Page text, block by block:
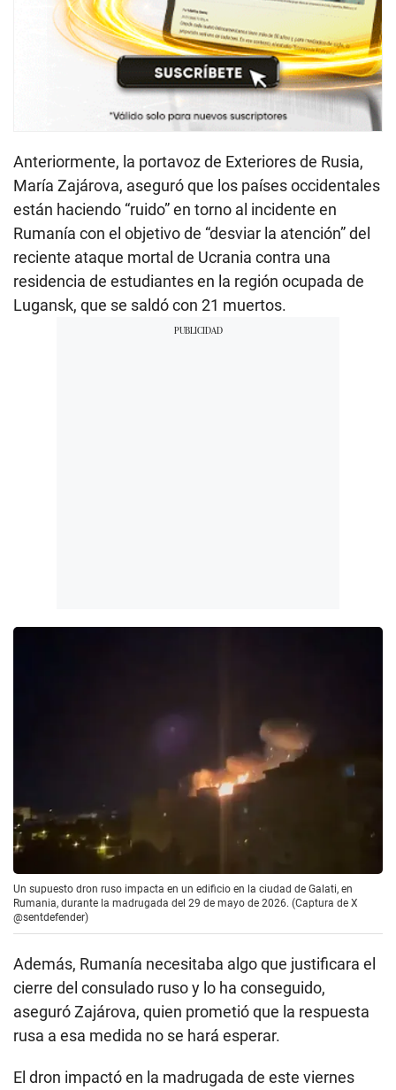
Anteriormente, la portavoz de Exteriores de Rusia,
María Zajárova, aseguró que los países occidentales
están haciendo “ruido” en torno al incidente en
Rumanía con el objetivo de “desviar la atención” del
reciente ataque mortal de Ucrania contra una
residencia de estudiantes en la región ocupada de
Lugansk, que se saldó con 21 muertos.
Un supuesto dron ruso impacta en un edificio en la ciudad de Galati, en
Rumania, durante la madrugada del 29 de mayo de 2026. (Captura de X
@sentdefender)
Además, Rumanía necesitaba algo que justificara el
cierre del consulado ruso y lo ha conseguido,
aseguró Zajárova, quien prometió que la respuesta
rusa a esa medida no se hará esperar.
El dron impactó en la madrugada de este viernes